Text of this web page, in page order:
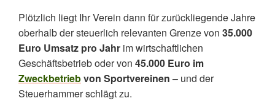
Plötzlich liegt Ihr Verein dann für zurückliegende Jahre
oberhalb der steuerlich relevanten Grenze von 35.000
Euro Umsatz pro Jahr im wirtschaftlichen
Geschäftsbetrieb oder von 45.000 Euro im
Zweckbetriebvon Sportvereinen – und der
Steuerhammer schlägt zu.